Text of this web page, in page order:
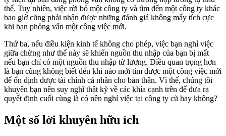
thế. Tuy nhiên, việc rời bỏ một công ty và tìm đến một công ty khác
bao giờ cũng phải nhận được những đánh giá không mấy tích cực
khi bạn phỏng vấn một công việc mới.
Thứ ba, nếu điều kiện kinh tế không cho phép, việc bạn nghỉ việc
giữa chừng như thế này sẽ khiến nguồn thu nhập của bạn bị mất
nếu bạn chỉ có một nguồn thu nhập từ lương. Điều quan trọng hơn
là bạn cũng không biết đến khi nào mới tìm được một công việc mới
để ổn định được tài chính cá nhân cho bản thân. Vì thế, chúng tôi
khuyên bạn nên suy nghĩ thật kỹ về các khía cạnh trên để đưa ra
quyết định cuối cùng là có nên nghỉ việc tại công ty cũ hay không?
Một số lời khuyên hữu ích